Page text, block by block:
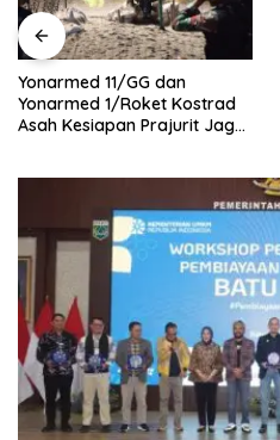
Yonarmed 11/GG dan
Yonarmed 1/Roket Kostrad
Asah Kesiapan Prajurit Jaga